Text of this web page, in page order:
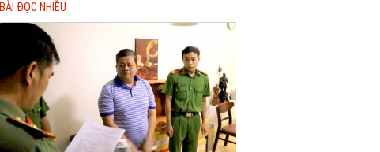
BÀI ĐỌC NHIỀU